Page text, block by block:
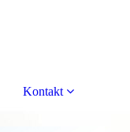
Kontakt